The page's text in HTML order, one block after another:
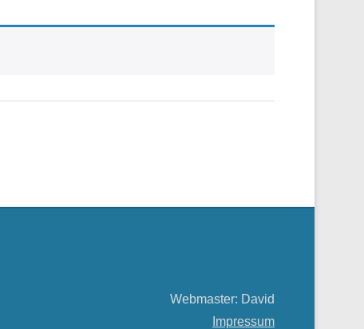
Webmaster: David
Impressum